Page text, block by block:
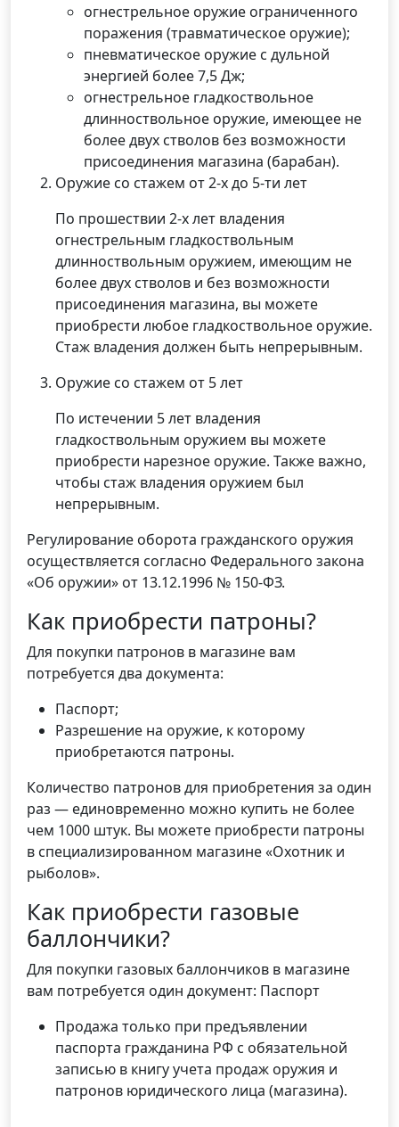
огнестрельное оружие ограниченного
поражения (травматическое оружие);
пневматическое оружие с дульной
энергией более 7,5 Дж;
огнестрельное гладкоствольное
длинноствольное оружие, имеющее не
более двух стволов без возможности
присоединения магазина (барабан).
Оружие со стажем от 2-х до 5-ти лет
По прошествии 2-х лет владения
огнестрельным гладкоствольным
длинноствольным оружием, имеющим не
более двух стволов и без возможности
присоединения магазина, вы можете
приобрести любое гладкоствольное оружие.
Стаж владения должен быть непрерывным.
Оружие со стажем от 5 лет
По истечении 5 лет владения
гладкоствольным оружием вы можете
приобрести нарезное оружие. Также важно,
чтобы стаж владения оружием был
непрерывным.
Регулирование оборота гражданского оружия
осуществляется согласно Федерального закона
«Об оружии» от 13.12.1996 № 150-ФЗ.
Как приобрести патроны?
Для покупки патронов в магазине вам
потребуется два документа:
Паспорт;
Разрешение на оружие, к которому
приобретаются патроны.
Количество патронов для приобретения за один
раз — единовременно можно купить не более
чем 1000 штук. Вы можете приобрести патроны
в специализированном магазине «Охотник и
рыболов».
Как приобрести газовые
баллончики?
Для покупки газовых баллончиков в магазине
вам потребуется один документ: Паспорт
Продажа только при предъявлении
паспорта гражданина РФ с обязательной
записью в книгу учета продаж оружия и
патронов юридического лица (магазина).